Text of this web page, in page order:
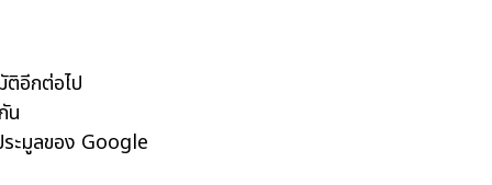
อีกต่อไป
น
ะมูลของ Google